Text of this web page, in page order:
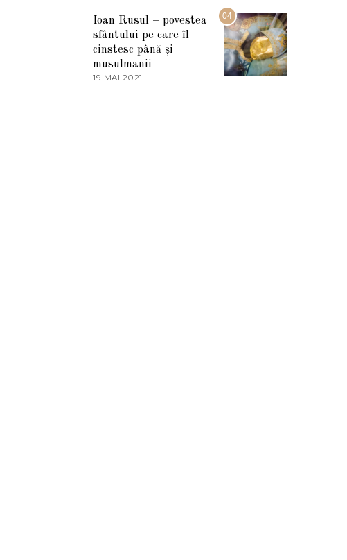
2
2U
G
U
S
04
Ioan Rusul – povestea
sfântului pe care îl
cinstesc până și
musulmanii
19 MAI 2021